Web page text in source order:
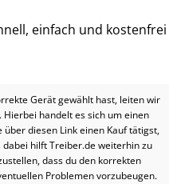
einfach und kostenfrei
Gerät gewählt hast, leiten wir
handelt es sich um einen
diesen Link einen Kauf tätigst,
hilft Treiber.de weiterhin zu
dass du den korrekten
Problemen vorzubeugen.